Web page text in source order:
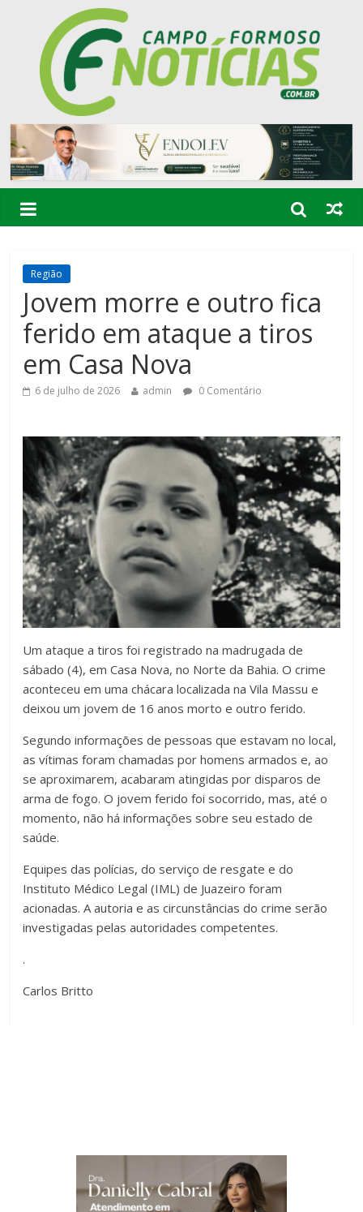
Região
Jovem morre e outro fica
ferido em ataque a tiros
em Casa Nova
6 de julho de 2026 admin 0 Comentário
Um ataque a tiros foi registrado na madrugada de
sábado (4), em Casa Nova, no Norte da Bahia. O crime
aconteceu em uma chácara localizada na Vila Massu e
deixou um jovem de 16 anos morto e outro ferido.
Segundo informações de pessoas que estavam no local,
as vítimas foram chamadas por homens armados e, ao
se aproximarem, acabaram atingidas por disparos de
arma de fogo. O jovem ferido foi socorrido, mas, até o
momento, não há informações sobre seu estado de
saúde.
Equipes das polícias, do serviço de resgate e do
Instituto Médico Legal (IML) de Juazeiro foram
acionadas. A autoria e as circunstâncias do crime serão
investigadas pelas autoridades competentes.
.
Carlos Britto